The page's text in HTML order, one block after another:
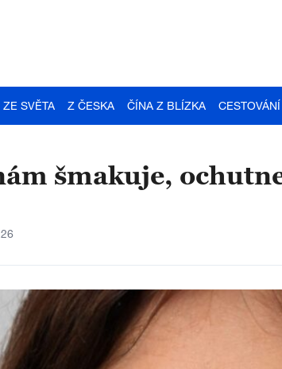
ZE SVĚTA Z ČESKA ČÍNA Z BLÍZKA CESTOVÁNÍ
šmakuje,